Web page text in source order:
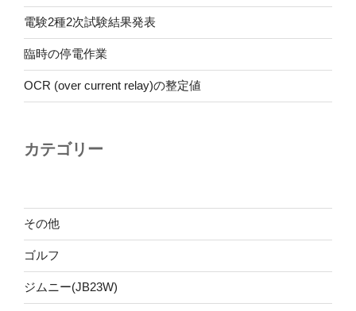
電験2種2次試験結果発表
臨時の停電作業
OCR (over current relay)の整定値
カテゴリー
その他
ゴルフ
ジムニー(JB23W)